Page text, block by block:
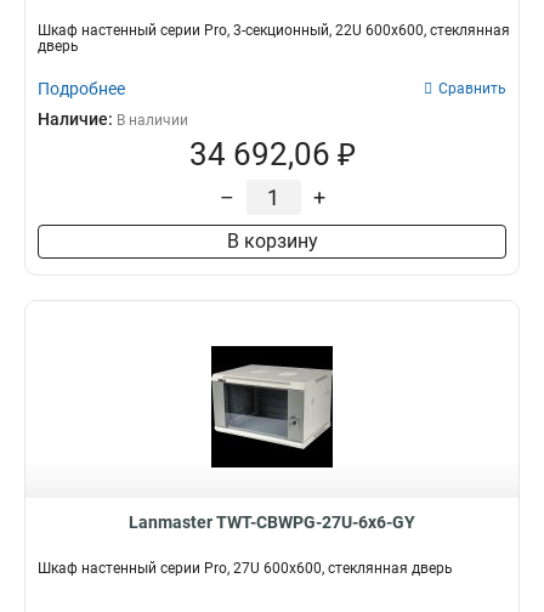
Шкаф настенный серии Pro, 3-секционный, 22U 600x600, стеклянная
дверь
Подробнее Сравнить
Наличие: В наличии
34 692,06 ₽
– +
В корзину
Lanmaster TWT-CBWPG-27U-6x6-GY
Шкаф настенный серии Pro, 27U 600x600, стеклянная дверь